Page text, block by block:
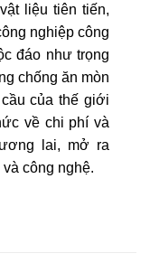
liệu tiên tiến,
nghiệp công
đáo như trọng
chống ăn mòn
của thế giới
về chi phí và
lai, mở ra
công nghệ.